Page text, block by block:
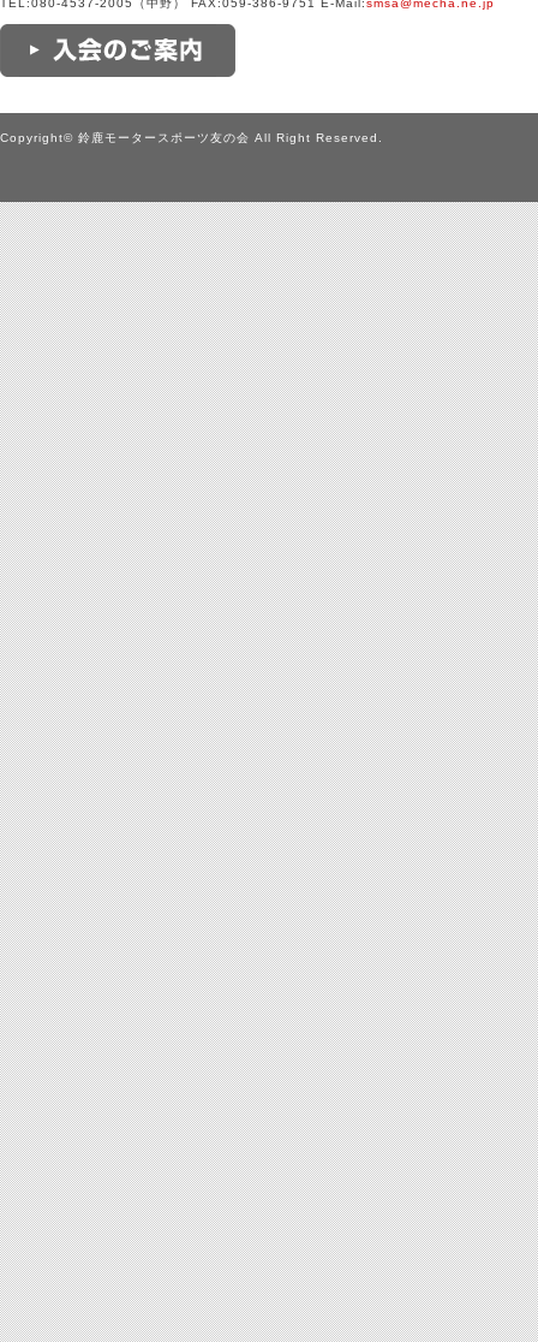
TEL:080-4537-2005（中野） FAX:059-386-9751 E-Mail:smsa@mecha.ne.jp
Copyright© 鈴鹿モータースポーツ友の会 All Right Reserved.